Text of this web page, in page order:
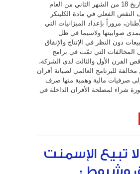
12/121/10/04ج تاريخ 18 من الشهر الثاني من العام
الفعلي في مادة الكلينكر
مروراً بإعداد الميزانيات التي
صوابيتها ولاسيما في ظل
دون النظر في الإنتاج والإنفاق
المخالفات التي تمّت في برامج
قص الفرن الأول والثالث لدى الشركة،
للبرنامج العالمي لصيانة أفران
صرفيات مالية وهمية منها صرف
من 1200 فاتورة شراء لمصلحة الأفران الداخلة في
تبيع الإسمنت